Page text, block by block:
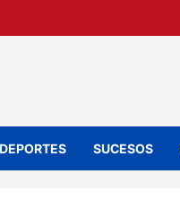
DEPORTES SUCESOS